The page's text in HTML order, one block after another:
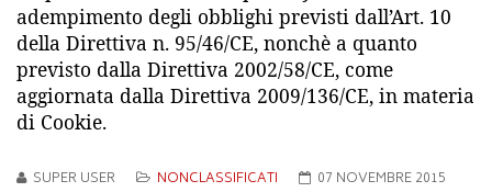
adempimento degli obblighi previsti dall’Art. 10
della Direttiva n. 95/46/CE, nonchè a quanto
previsto dalla Direttiva 2002/58/CE, come
aggiornata dalla Direttiva 2009/136/CE, in materia
di Cookie.
SUPER USER NONCLASSIFICATI 07 NOVEMBRE 2015